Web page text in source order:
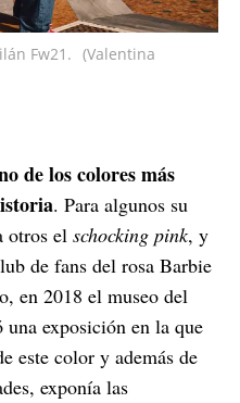
Fw21. (Valentina
de los colores más
. Para algunos su
otros el schocking pink, y
de fans del rosa Barbie
en 2018 el museo del
exposición en la que
este color y además de
exponía las